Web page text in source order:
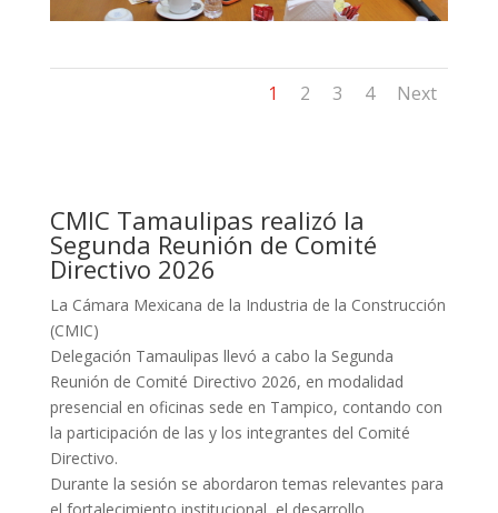
1 2 3 4 Next
CMIC Tamaulipas realizó la
Segunda Reunión de Comité
Directivo 2026
La Cámara Mexicana de la Industria de la Construcción
(CMIC)
Delegación Tamaulipas llevó a cabo la Segunda
Reunión de Comité Directivo 2026, en modalidad
presencial en oficinas sede en Tampico, contando con
la participación de las y los integrantes del Comité
Directivo.
Durante la sesión se abordaron temas relevantes para
el fortalecimiento institucional, el desarrollo